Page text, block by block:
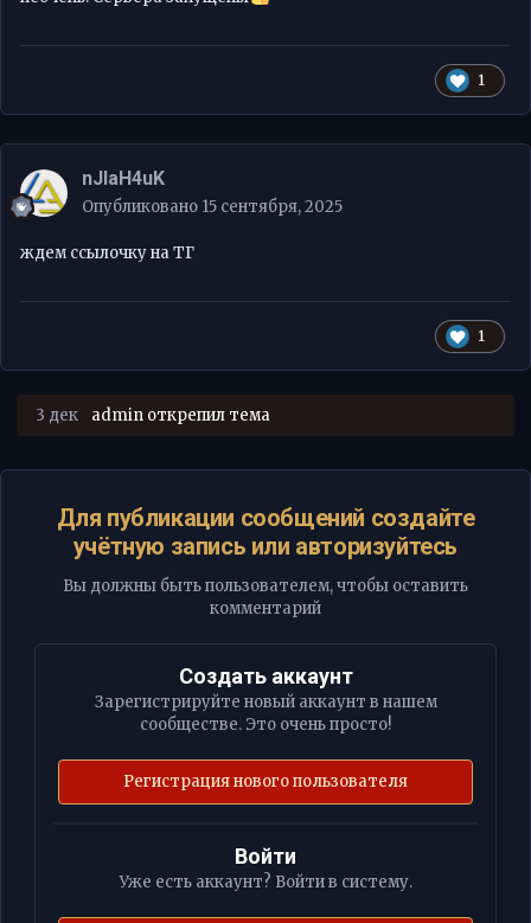
1
nJIaH4uK
Опубликовано 15 сентября, 2025
ждем ссылочку на ТГ
1
3 дек admin открепил тема
Для публикации сообщений создайте
учётную запись или авторизуйтесь
Вы должны быть пользователем, чтобы оставить
комментарий
Создать аккаунт
Зарегистрируйте новый аккаунт в нашем
сообществе. Это очень просто!
Регистрация нового пользователя
Войти
Уже есть аккаунт? Войти в систему.